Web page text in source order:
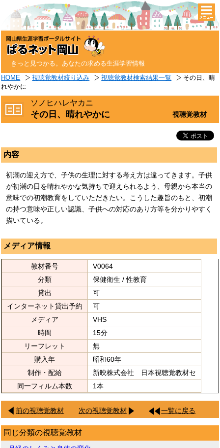
きっと見つかる。あなたの求める生涯学習情報
HOME 視聴覚教材絞り込み 視聴覚教材検索結果一覧
その日、晴
れやかに
ソノヒハレヤカニ
その日、晴れやかに 視聴覚教材
内容
初潮の迎え方で、子供の生理に対する考え方は違ってきます。子供
が初潮の日を晴れやかな気持ちで迎えられるよう、母親から本当の
意味での初潮教育をしていただきたい。こうした趣旨のもと、初潮
の持つ意味や正しい認識、子供への対応のあり方等を分かりやすく
描いている。
メディア情報
教材番号
V0064
分類
保健衛生 / 性教育
貸出
可
インターネット貸出予約
可
メディア
VHS
時間
15分
リーフレット
無
購入年
昭和60年
制作・配給
新映株式会社 日本視聴覚教材セ
同一フィルム本数
1本
前の視聴覚教材 次の視聴覚教材 一覧に戻る
同じ分類の視聴覚教材